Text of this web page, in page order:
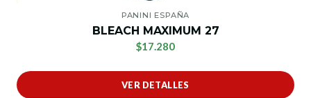
PANINI ESPAÑA
BLEACH MAXIMUM 27
$17.280
VER DETALLES